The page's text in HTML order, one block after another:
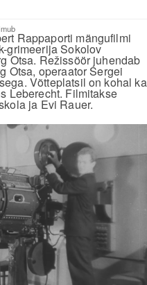
Rappaporti mängufilmi
grimeerija Sokolov
Otsa. Režissöör juhendab
Otsa, operaator Sergei
Võtteplatsil on kohal ka
Leberecht. Filmitakse
ja Evi Rauer.